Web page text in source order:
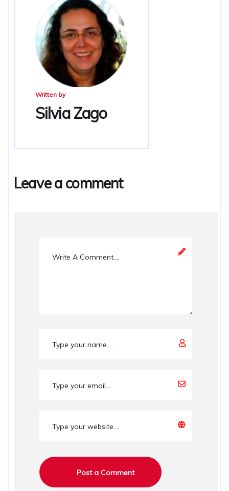
Written by
Silvia Zago
Leave a comment